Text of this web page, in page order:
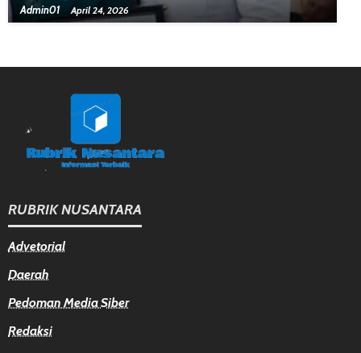
Admin01 April 24, 2026
RUBRIK NUSANTARA
Advetorial
Daerah
Pedoman Media Siber
Redaksi